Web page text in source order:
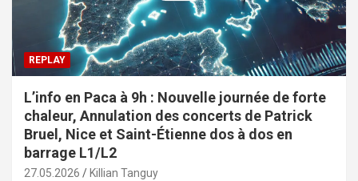
REPLAY
L’info en Paca à 9h : Nouvelle journée de forte
chaleur, Annulation des concerts de Patrick
Bruel, Nice et Saint-Étienne dos à dos en
barrage L1/L2
27.05.2026 Killian Tanguy